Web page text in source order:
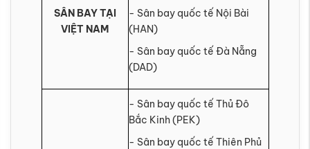
SÂN BAY TẠI
VIỆT NAM
- Sân bay quốc tế Nội Bài
(HAN)
- Sân bay quốc tế Đà Nẵng
(DAD)
- Sân bay quốc tế Thủ Đô
Bắc Kinh (PEK)
- Sân bay quốc tế Thiên Phủ